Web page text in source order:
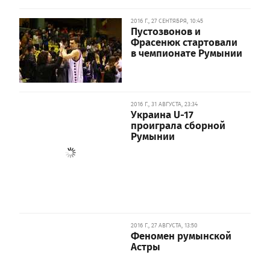
2016 Г., 27 СЕНТЯБРЯ, 10:45
Пустозвонов и
Фрасенюк стартовали
в чемпионате Румынии
2016 Г., 31 АВГУСТА, 23:34
Украина U-17
проиграла сборной
Румынии
2016 Г., 27 АВГУСТА, 13:50
Феномен румынской
Астры